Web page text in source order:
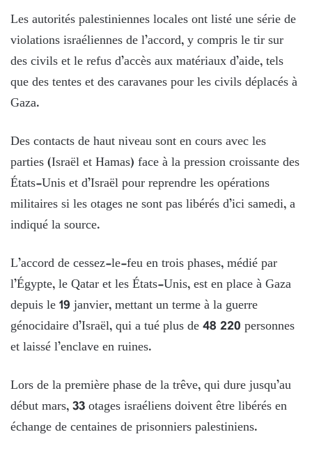
Les autorités palestiniennes locales ont listé une série de
violations israéliennes de l’accord, y compris le tir sur
des civils et le refus d’accès aux matériaux d’aide, tels
que des tentes et des caravanes pour les civils déplacés à
Gaza.
Des contacts de haut niveau sont en cours avec les
parties (Israël et Hamas) face à la pression croissante des
États-Unis et d’Israël pour reprendre les opérations
militaires si les otages ne sont pas libérés d’ici samedi, a
indiqué la source.
L’accord de cessez-le-feu en trois phases, médié par
l’Égypte, le Qatar et les États-Unis, est en place à Gaza
depuis le 19 janvier, mettant un terme à la guerre
génocidaire d’Israël, qui a tué plus de 48 220 personnes
et laissé l’enclave en ruines.
Lors de la première phase de la trêve, qui dure jusqu’au
début mars, 33 otages israéliens doivent être libérés en
échange de centaines de prisonniers palestiniens.